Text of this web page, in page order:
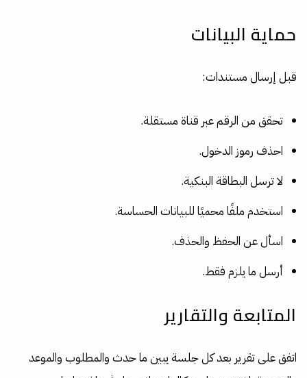
حماية البيانات
قبل إرسال مستندات:
تحقق من الرقم عبر قناة مستقلة.
احذف رموز الدخول.
لا ترسل البطاقة البنكية.
استخدم ملفًا محميًا للبيانات الحساسة.
اسأل عن الحفظ والحذف.
أرسل ما يلزم فقط.
المتابعة والتقارير
اتفق على تقرير بعد كل جلسة يبين ما حدث والمطلوب والموعد